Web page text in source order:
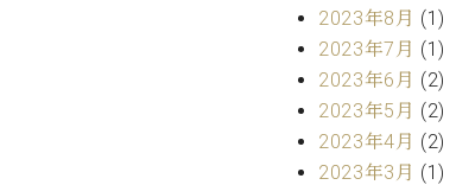
2023年8月 (1)
2023年7月 (1)
2023年6月 (2)
2023年5月 (2)
2023年4月 (2)
2023年3月 (1)